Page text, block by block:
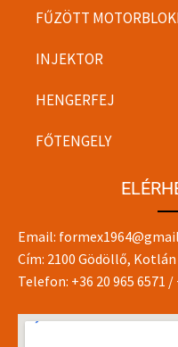
FŰZÖTT
INJEKTOR
HENGERFEJ
FŐTENGELY
Email:
Cím: 2100 Gödöllő, Kotlán
Telefon: +36 20 965 6571 /